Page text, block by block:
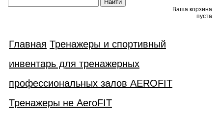
Ваша корзина
пуста
Главная Тренажеры и спортивный
инвентарь для тренажерных
профессиональных залов AEROFIT
Тренажеры не AeroFIT